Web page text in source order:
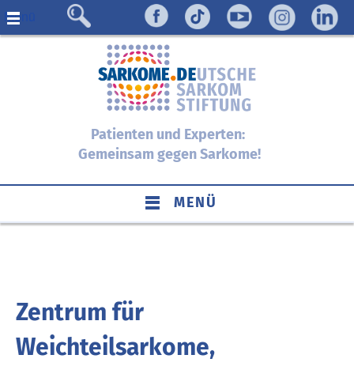
Menü
Patienten und Experten:
Gemeinsam gegen Sarkome!
MENÜ
Zentrum für
Weichteilsarkome,